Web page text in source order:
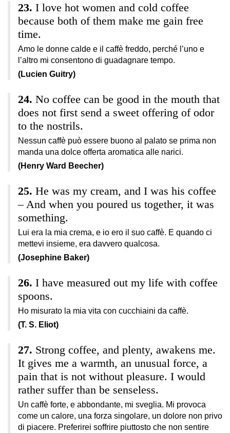
I love hot women and cold coffee
because both of them make me gain free
time.
Amo le donne calde e il caffè freddo, perché l’uno e
l’altro mi consentono di guadagnare tempo.
(Lucien Guitry)
No coffee can be good in the mouth that
does not first send a sweet offering of odor
to the nostrils.
Nessun caffè può essere buono al palato se prima non
manda una dolce offerta aromatica alle narici.
(Henry Ward Beecher)
He was my cream, and I was his coffee
– And when you poured us together, it was
something.
Lui era la mia crema, e io ero il suo caffè. E quando ci
mettevi insieme, era davvero qualcosa.
(Josephine Baker)
I have measured out my life with coffee
spoons.
Ho misurato la mia vita con cucchiaini da caffè.
(T. S. Eliot)
Strong coffee, and plenty, awakens me.
It gives me a warmth, an unusual force, a
pain that is not without pleasure. I would
rather suffer than be senseless.
Un caffè forte, e abbondante, mi sveglia. Mi provoca
come un calore, una forza singolare, un dolore non privo
di piacere. Preferirei soffrire piuttosto che non sentire